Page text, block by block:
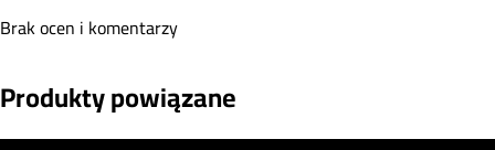
Brak ocen i komentarzy
Produkty powiązane